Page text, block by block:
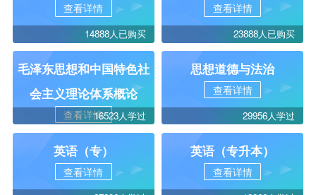
查看详情
14888人已购买
查看详情
23888人已购买
毛泽东思想和中国特色社
会主义理论体系概论
查看详情16523人学过
思想道德与法治
查看详情
29956人学过
英语（专）
查看详情
英语（专升本）
查看详情